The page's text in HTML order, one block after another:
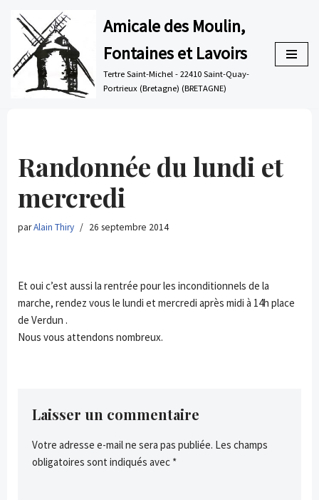
Aller
au
contenu
Amicale des Moulin,
Fontaines et Lavoirs
Tertre Saint-Michel - 22410 Saint-Quay-
Portrieux (Bretagne) (BRETAGNE)
Randonnée du lundi et
mercredi
parAlain Thiry 26 septembre 2014
Et oui c’est aussi la rentrée pour les inconditionnels de la
marche, rendez vous le lundi et mercredi après midi à 14h place
de Verdun .
Nous vous attendons nombreux.
Laisser un commentaire
Votre adresse e-mail ne sera pas publiée. Les champs
obligatoires sont indiqués avec *